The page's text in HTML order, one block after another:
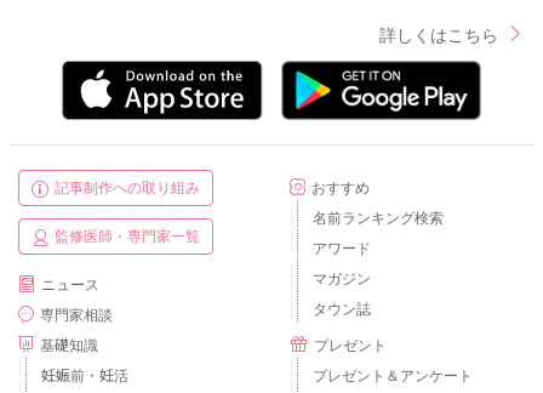
詳しくはこちら
記事制作への取り組み
監修医師・専門家一覧
ニュース
専門家相談
基礎知識
妊娠前・妊活
おすすめ
名前ランキング検索
アワード
マガジン
タウン誌
プレゼント
プレゼント＆アンケート